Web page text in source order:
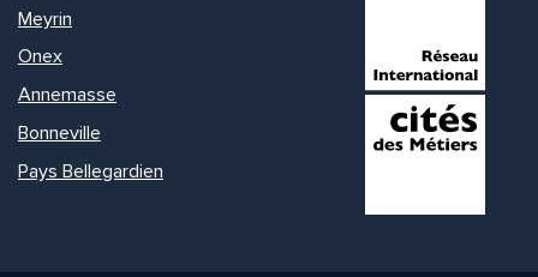
Meyrin
Onex
Annemasse
Bonneville
Pays Bellegardien